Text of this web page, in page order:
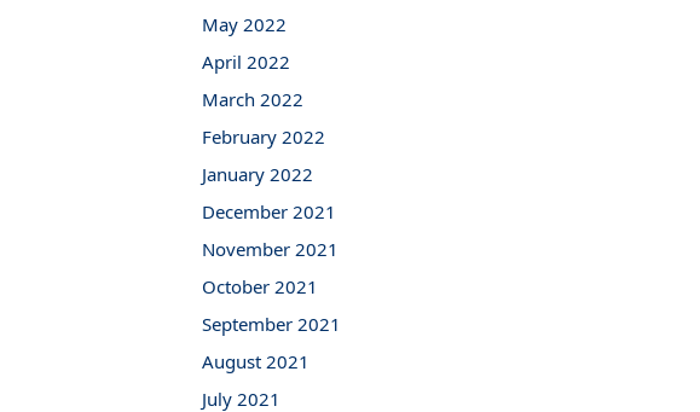
May 2022
April 2022
March 2022
February 2022
January 2022
December 2021
November 2021
October 2021
September 2021
August 2021
July 2021